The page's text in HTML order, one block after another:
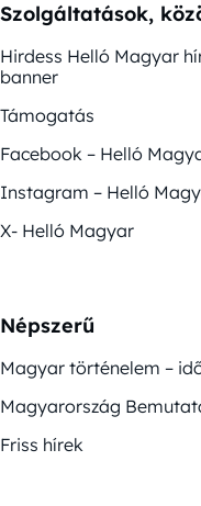
Szolgáltatások,
Hirdess Helló Magyar
banner
Támogatás
Facebook – Helló
Instagram – Helló
X- Helló Magyar
Népszerű
Magyar történelem –
Magyarország
Friss hírek